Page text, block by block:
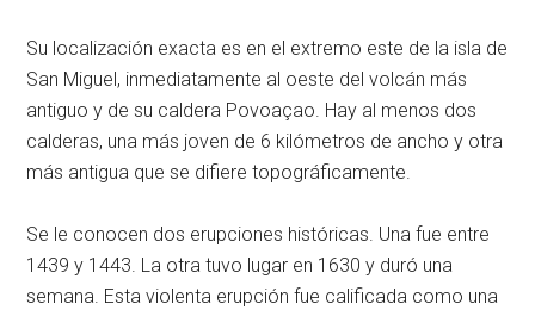
Su localización exacta es en el extremo este de la isla de
San Miguel, inmediatamente al oeste del volcán más
antiguo y de su caldera Povoaçao. Hay al menos dos
calderas, una más joven de 6 kilómetros de ancho y otra
más antigua que se difiere topográficamente.
Se le conocen dos erupciones históricas. Una fue entre
1439 y 1443. La otra tuvo lugar en 1630 y duró una
semana. Esta violenta erupción fue calificada como una